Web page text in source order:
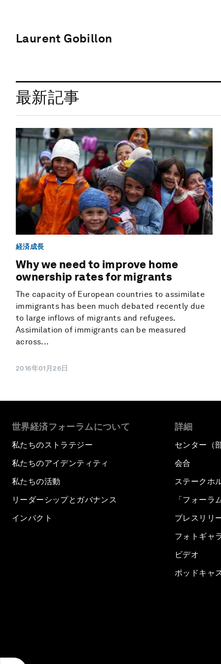
Laurent Gobillon
最新記事
経済成長
Why we need to improve home
ownership rates for migrants
The capacity of European countries to assimilate
immigrants has been much debated recently due
to large inflows of migrants and refugees.
Assimilation of immigrants can be measured
across...
2016年01月26日
世界経済フォーラムについて
私たちのストラテジー
私たちのアイデンティティ
私たちの活動
リーダーシップとガバナンス
インパクト
詳細
センター（
会合
ステークホ
「フォーラ
プレスリリ
フォトギャ
ビデオ
ポッドキャ